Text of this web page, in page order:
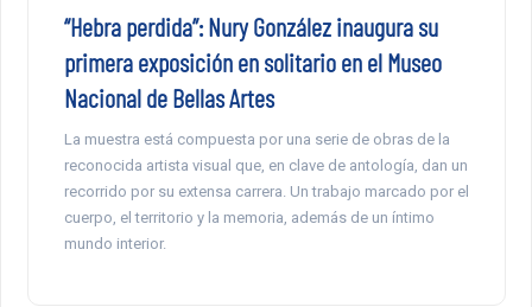
“Hebra perdida”: Nury González inaugura su
primera exposición en solitario en el Museo
Nacional de Bellas Artes
La muestra está compuesta por una serie de obras de la
reconocida artista visual que, en clave de antología, dan un
recorrido por su extensa carrera. Un trabajo marcado por el
cuerpo, el territorio y la memoria, además de un íntimo
mundo interior.